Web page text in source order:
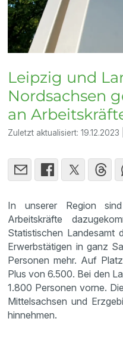
Leipzig und
Nordsachsen
an
Zuletzt aktualisiert:
In unserer Region
Arbeitskräfte
Statistischen Landesamt
Erwerbstätigen in ganz
Personen mehr. Auf
Plus von 6.500. Bei den
1.800 Personen vorne.
Mittelsachsen und
hinnehmen.